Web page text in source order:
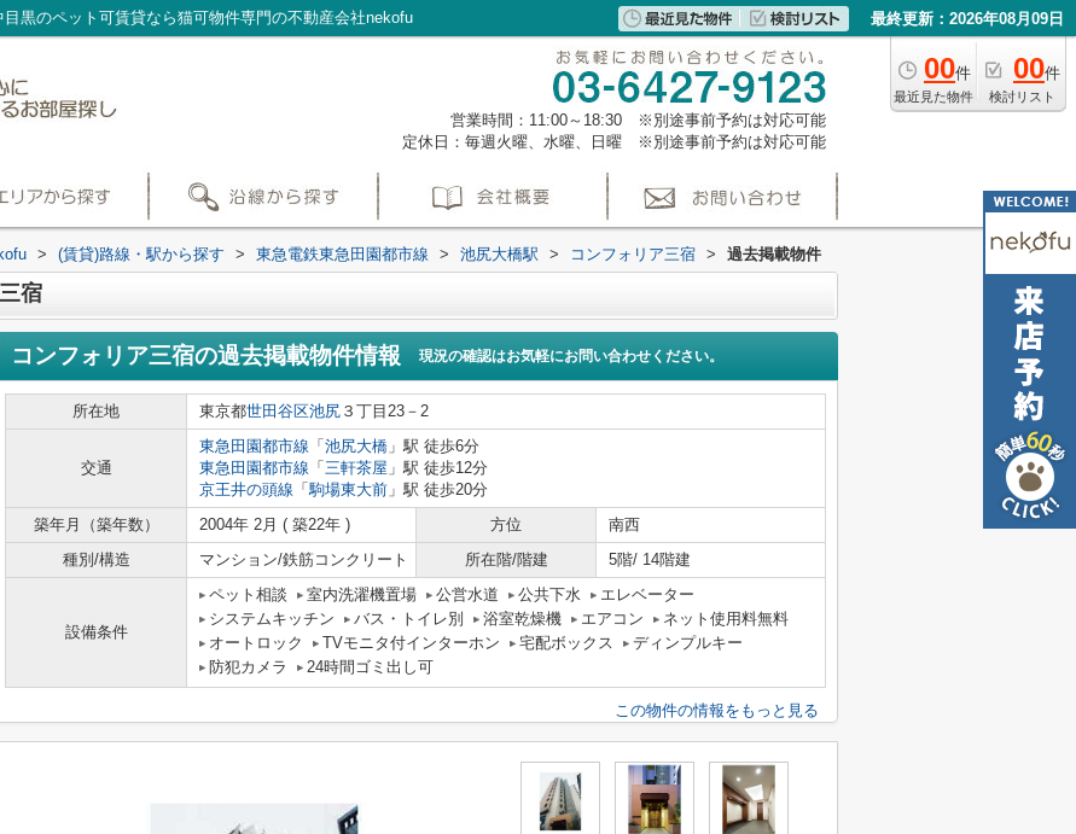
黒のペット可賃貸なら猫可物件専門の不動産会社nekofu 最終更新：2026年08月09日
00件
最近見た物件
00件
検討リスト
営業時間：11:00～18:30 ※別途事前予約は対応可能
定休日：毎週火曜、水曜、日曜 ※別途事前予約は対応可能
> (賃貸)路線・駅から探す > 東急電鉄東急田園都市線 > 池尻大橋駅 > コンフォリア三宿 > 過去掲載物件
宿
コンフォリア三宿の過去掲載物件情報 現況の確認はお気軽にお問い合わせください。
所在地 東京都世田谷区池尻 ３丁目23－2
交通
東急田園都市線 「 池尻大橋 」駅 徒歩6分
東急田園都市線 「 三軒茶屋 」駅 徒歩12分
京王井の頭線 「駒場東大前 」駅 徒歩20分
築年月（築年数）
2004年 2月 ( 築22年 ) 方位
南西
種別/構造
マンション/鉄筋コンクリート 所在階/階建 5階/ 14階建
設備条件
ペット相談 室内洗濯機置場 公営水道 公共下水
エレベーター
システムキッチン
バス・トイレ別 浴室乾燥機 エアコン
ネット使用料無料
オートロック
TVモニタ付インターホン 宅配ボックス
ディンプルキー
防犯カメラ
24時間ゴミ出し可
この物件の情報をもっと見る